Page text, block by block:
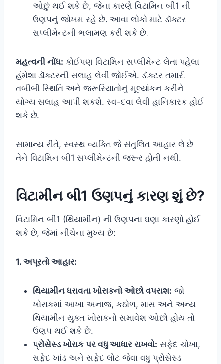
ઓછું થઈ શકે છે, જેના કારણે વિટામિન બી1 ની
ઉણપનું જોખમ રહે છે. આવા લોકો માટે ડૉક્ટર
સપ્લીમેન્ટની ભલામણ કરી શકે છે.
મહત્વની નોંધ: કોઈપણ વિટામિન સપ્લીમેન્ટ લેતા પહેલા
હંમેશા ડૉક્ટરની સલાહ લેવી જોઈએ. ડૉક્ટર તમારી
તબીબી સ્થિતિ અને જરૂરિયાતોનું મૂલ્યાંકન કરીને
યોગ્ય સલાહ આપી શકશે. સ્વ-દવા લેવી હાનિકારક હોઈ
શકે છે.
સામાન્ય રીતે, સ્વસ્થ વ્યક્તિ જે સંતુલિત આહાર લે છે
તેને વિટામિન બી1 સપ્લીમેન્ટની જરૂર હોતી નથી.
વિટામીન બી1 ઉણપનું કારણ શું છે?
વિટામિન બી1 (થિયામીન) ની ઉણપના ઘણા કારણો હોઈ
શકે છે, જેમાં નીચેના મુખ્ય છે:
1. અપૂરતો આહાર:
થિયામીન ધરાવતા ખોરાકનો ઓછો વપરાશ: જો
ખોરાકમાં આખા અનાજ, કઠોળ, માંસ અને અન્ય
થિયામીન યુક્ત ખોરાકનો સમાવેશ ઓછો હોય તો
ઉણપ થઈ શકે છે.
પ્રોસેસ્ડ ખોરાક પર વધુ આધાર રાખવો: સફેદ ચોખા,
સફેદ ખાંડ અને સફેદ લોટ જેવા વધુ પ્રોસેસ્ડ